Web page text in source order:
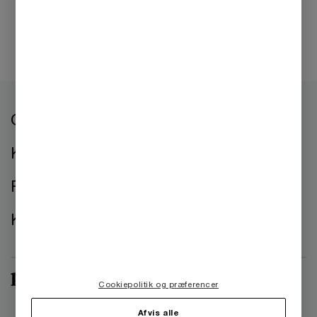
Om os
Kontorer
Presse
Kontakt os
Afvis alle
Cookiepolitik og præferencer